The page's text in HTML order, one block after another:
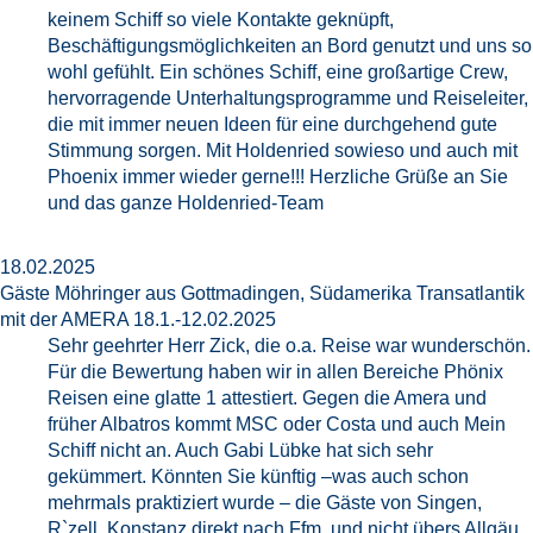
keinem Schiff so viele Kontakte geknüpft,
Beschäftigungsmöglichkeiten an Bord genutzt und uns so
wohl gefühlt. Ein schönes Schiff, eine großartige Crew,
hervorragende Unterhaltungsprogramme und Reiseleiter,
die mit immer neuen Ideen für eine durchgehend gute
Stimmung sorgen. Mit Holdenried sowieso und auch mit
Phoenix immer wieder gerne!!! Herzliche Grüße an Sie
und das ganze Holdenried-Team
18.02.2025
Gäste Möhringer aus Gottmadingen, Südamerika Transatlantik
mit der AMERA 18.1.-12.02.2025
Sehr geehrter Herr Zick, die o.a. Reise war wunderschön.
Für die Bewertung haben wir in allen Bereiche Phönix
Reisen eine glatte 1 attestiert. Gegen die Amera und
früher Albatros kommt MSC oder Costa und auch Mein
Schiff nicht an. Auch Gabi Lübke hat sich sehr
gekümmert. Könnten Sie künftig –was auch schon
mehrmals praktiziert wurde – die Gäste von Singen,
R`zell, Konstanz direkt nach Ffm und nicht übers Allgäu